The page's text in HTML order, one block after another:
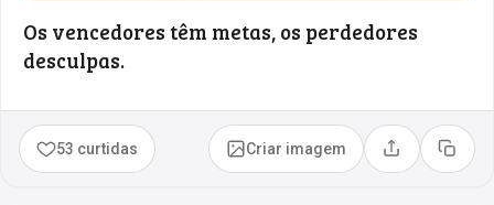
Os vencedores têm metas, os perdedores
desculpas.
53 curtidas Criar imagem Compartilhar
Copiar